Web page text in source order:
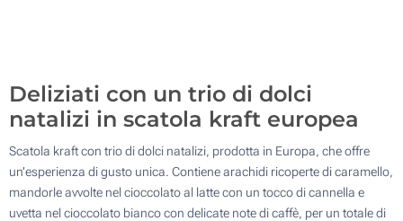
Deliziati con un trio di dolci
natalizi in scatola kraft europea
Scatola kraft con trio di dolci natalizi, prodotta in Europa, che offre
un’esperienza di gusto unica. Contiene arachidi ricoperte di caramello,
mandorle avvolte nel cioccolato al latte con un tocco di cannella e
uvetta nel cioccolato bianco con delicate note di caffè, per un totale di